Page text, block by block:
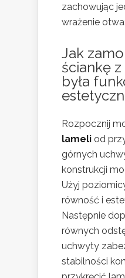
zachowując
wrażenie
Jak
ściankę
była
Rozpocznij
lameli od
górnych
konstrukcji
Użyj
równość i
Następnie
równych
uchwyty
stabilności